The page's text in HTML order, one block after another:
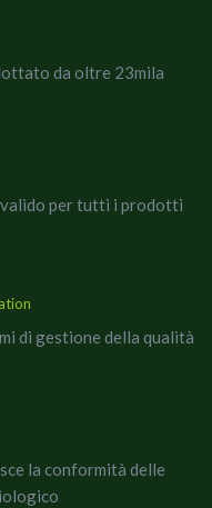
da oltre 23mila
valido per tutti i prodotti
di gestione della qualità
la conformità delle